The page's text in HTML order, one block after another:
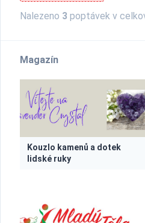
Nalezeno 3 poptávek v
Magazín
Kouzlo kamenů a dotek
lidské ruky